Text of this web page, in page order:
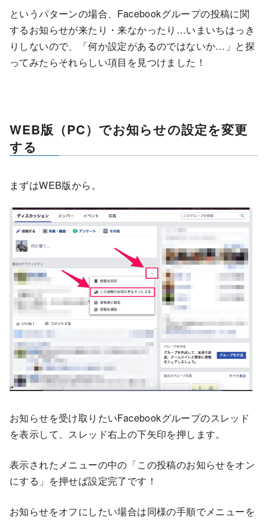
というパターンの場合、Facebookグループの投稿に関
するお知らせが来たり・来なかったり…いまいちはっき
りしないので、「何か設定があるのではないか…」と探
ってみたらそれらしい項目を見つけました！
WEB版（PC）でお知らせの設定を変更
する
まずはWEB版から。
お知らせを受け取りたいFacebookグループのスレッド
を表示して、スレッド右上の下矢印を押します。
表示されたメニューの中の「この投稿のお知らせをオン
にする」を押せば設定完了です！
お知らせをオフにしたい場合は同様の手順でメニューを